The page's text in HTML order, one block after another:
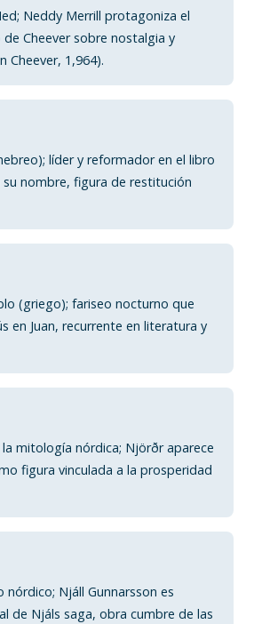
Neddy Merrill protagoniza el
Cheever sobre nostalgia y
Cheever, 1,964).
líder y reformador en el libro
nombre, figura de restitución
(griego); fariseo nocturno que
en Juan, recurrente en literatura y
mitología nórdica; Njörðr aparece
figura vinculada a la prosperidad
Njáll Gunnarsson es
de Njáls saga, obra cumbre de las